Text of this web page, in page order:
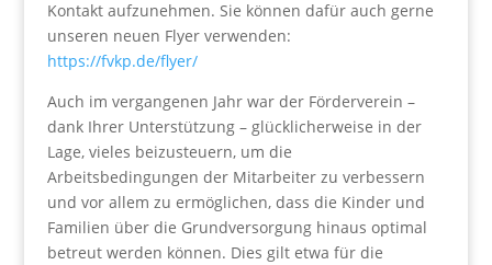
Kontakt aufzunehmen. Sie können dafür auch gerne
unseren neuen Flyer verwenden:
https://fvkp.de/flyer/
Auch im vergangenen Jahr war der Förderverein –
dank Ihrer Unterstützung – glücklicherweise in der
Lage, vieles beizusteuern, um die
Arbeitsbedingungen der Mitarbeiter zu verbessern
und vor allem zu ermöglichen, dass die Kinder und
Familien über die Grundversorgung hinaus optimal
betreut werden können. Dies gilt etwa für die